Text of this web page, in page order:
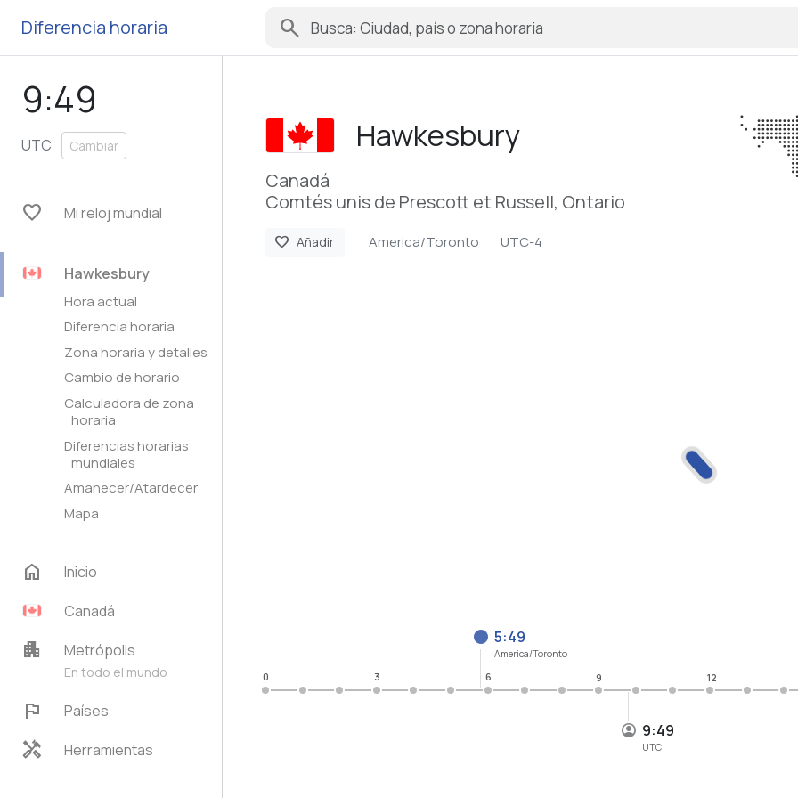
Diferencia horaria search
9:49
UTC Cambiar
favorite Mi reloj mundial
Hawkesbury
Hora actual
Diferencia horaria
Zona horaria y detalles
Cambio de horario
Calculadora de zona
horaria
Diferencias horarias
mundiales
Amanecer/Atardecer
Mapa
home
Inicio
Canadá
apartment Metrópolis
En todo el mundo
flag Países
handyman Herramientas
Hawkesbury
Canadá
Comtés unis de Prescott et Russell, Ontario
favorite Añadir America/Toronto UTC-4
9:49
UTC
5:49
America/Toronto
0 3 6 9 12